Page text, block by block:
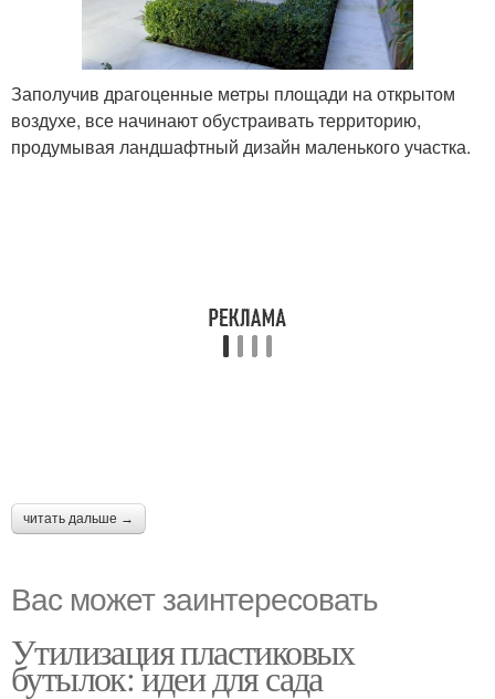
Заполучив драгоценные метры площади на открытом
воздухе, все начинают обустраивать территорию,
продумывая ландшафтный дизайн маленького участка.
читать дальше →
Вас может заинтересовать
Утилизация пластиковых
бутылок: идеи для сада